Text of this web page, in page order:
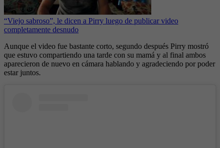
“Viejo sabroso”, le dicen a Pirry luego de publicar video
completamente desnudo
Aunque el video fue bastante corto, segundo después Pirry mostró
que estuvo compartiendo una tarde con su mamá y al final ambos
aparecieron de nuevo en cámara hablando y agradeciendo por poder
estar juntos.